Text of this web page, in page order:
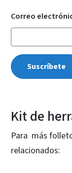
Correo
Kit de
Para más
relacionados: